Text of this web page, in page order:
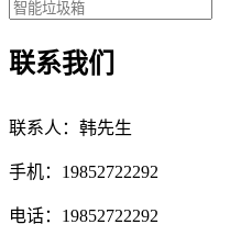
联系我们
联系人：韩先生
手机：19852722292
电话：19852722292